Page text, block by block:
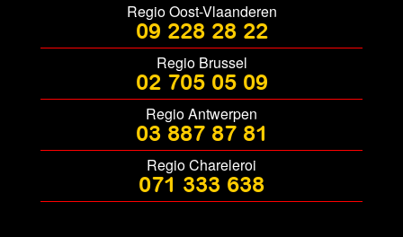
Regio Oost-Vlaanderen
09 228 28 22
Regio Brussel
02 705 05 09
Regio Antwerpen
03 887 87 81
Regio Chareleroi
071 333 638